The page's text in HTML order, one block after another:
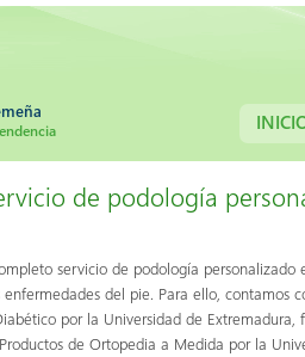
de podología
servicio de podología
del pie. Para ello, contamos
por la Universidad de
de Ortopedia a Medida por la